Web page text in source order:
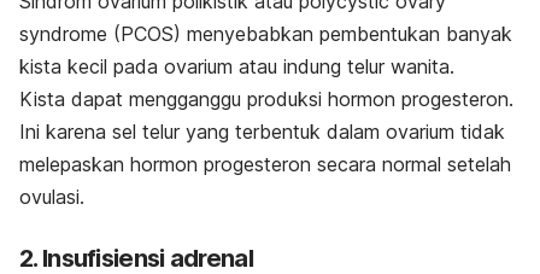
syndrome (PCOS) menyebabkan pembentukan banyak
kista kecil pada ovarium atau indung telur wanita.
Kista dapat mengganggu produksi hormon progesteron.
Ini karena sel telur yang terbentuk dalam ovarium tidak
melepaskan hormon progesteron secara normal setelah
ovulasi.
2. Insufisiensi adrenal